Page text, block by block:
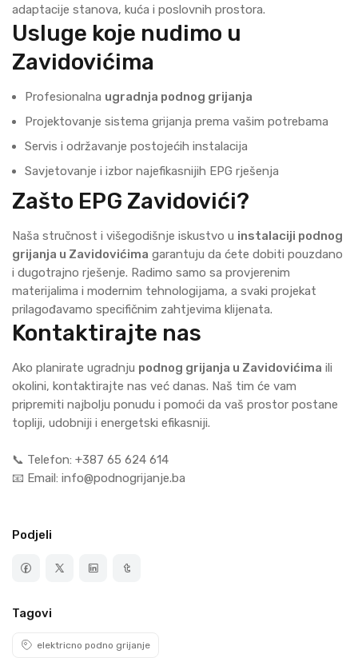
adaptacije stanova, kuća i poslovnih prostora.
Usluge koje nudimo u
Zavidovićima
Profesionalna ugradnja podnog grijanja
Projektovanje sistema grijanja prema vašim potrebama
Servis i održavanje postojećih instalacija
Savjetovanje i izbor najefikasnijih EPG rješenja
Zašto EPG Zavidovići?
Naša stručnost i višegodišnje iskustvo u instalaciji podnog
grijanja u Zavidovićima garantuju da ćete dobiti pouzdano
i dugotrajno rješenje. Radimo samo sa provjerenim
materijalima i modernim tehnologijama, a svaki projekat
prilagođavamo specifičnim zahtjevima klijenata.
Kontaktirajte nas
Ako planirate ugradnju podnog grijanja u Zavidovićima ili
okolini, kontaktirajte nas već danas. Naš tim će vam
pripremiti najbolju ponudu i pomoći da vaš prostor postane
topliji, udobniji i energetski efikasniji.
📞 Telefon: +387 65 624 614
📧 Email: info@podnogrijanje.ba
Podjeli
Tagovi
elektricno podno grijanje